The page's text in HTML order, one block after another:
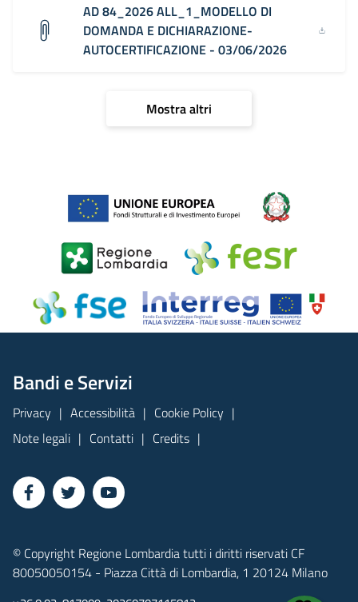
AD 84_2026 ALL_1_MODELLO DI
DOMANDA E DICHIARAZIONE-
AUTOCERTIFICAZIONE - 03/06/2026
Mostra altri
Bandi e Servizi
Privacy Accessibilità
Cookie Policy
Note legali
Contatti Credits
© Copyright Regione Lombardia tutti i diritti riservati CF
80050050154 - Piazza Città di Lombardia, 1 20124 Milano